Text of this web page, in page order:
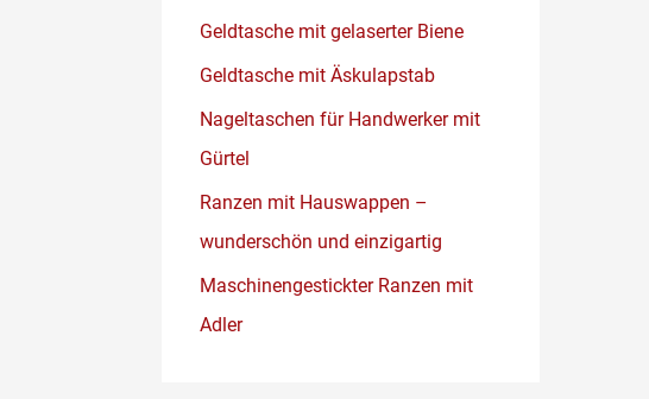
Geldtasche mit gelaserter Biene
Geldtasche mit Äskulapstab
Nageltaschen für Handwerker mit
Gürtel
Ranzen mit Hauswappen –
wunderschön und einzigartig
Maschinengestickter Ranzen mit
Adler